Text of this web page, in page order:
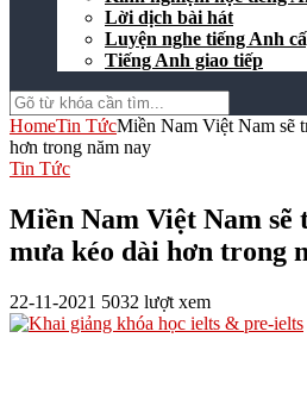
Lời dịch bài hát
Luyện nghe tiếng Anh
Tiếng Anh giao tiếp
HomeTin TứcMiền Nam Việt Nam sẽ
hơn trong năm nay
Tin Tức
Miền Nam Việt Nam sẽ
mưa kéo dài hơn trong
22-11-2021 5032 lượt xem